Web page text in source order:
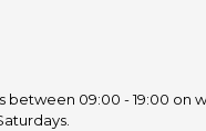
between 09:00 - 19:00 on